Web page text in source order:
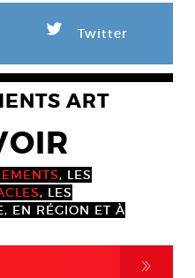
L Twitter
ART
, LES
, LES
EN RÉGION ET À
,